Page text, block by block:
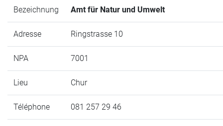
Bezeichnung Amt für Natur und Umwelt
Adresse Ringstrasse 10
NPA 7001
Lieu Chur
Téléphone 081 257 29 46